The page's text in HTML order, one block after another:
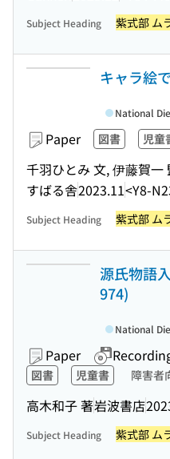
Subject Heading 紫式部 ム
キャラ絵
Paper 図書 児童
千羽ひとみ 文, 伊藤賀一
すばる舎2023.11<Y8-
National
Subject Heading 紫式部 ム
源氏物語
974)
Paper
図書 児童書 障害者
高木和子 著岩波書店
National
Subject Heading 紫式部 ム